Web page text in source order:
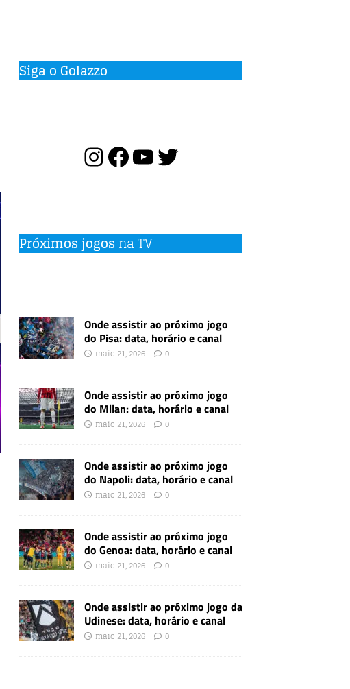
Siga o Golazzo
Próximos jogos na TV
Onde assistir ao próximo jogo
do Pisa: data, horário e canal
maio 21, 2026 0
Onde assistir ao próximo jogo
do Milan: data, horário e canal
maio 21, 2026 0
Onde assistir ao próximo jogo
do Napoli: data, horário e canal
maio 21, 2026 0
Onde assistir ao próximo jogo
do Genoa: data, horário e canal
maio 21, 2026 0
Onde assistir ao próximo jogo da
Udinese: data, horário e canal
maio 21, 2026 0